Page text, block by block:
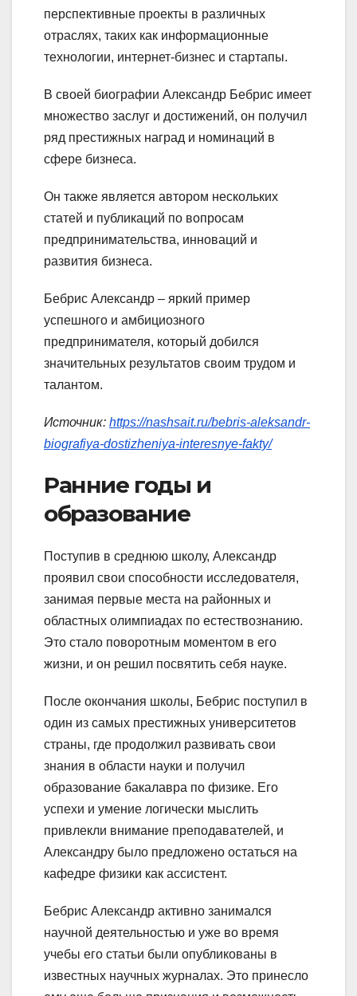
перспективные проекты в различных
отраслях, таких как информационные
технологии, интернет-бизнес и стартапы.
В своей биографии Александр Бебрис имеет
множество заслуг и достижений, он получил
ряд престижных наград и номинаций в
сфере бизнеса.
Он также является автором нескольких
статей и публикаций по вопросам
предпринимательства, инноваций и
развития бизнеса.
Бебрис Александр – яркий пример
успешного и амбициозного
предпринимателя, который добился
значительных результатов своим трудом и
талантом.
Источник: https://nashsait.ru/bebris-aleksandr-
biografiya-dostizheniya-interesnye-fakty/
Ранние годы и
образование
Поступив в среднюю школу, Александр
проявил свои способности исследователя,
занимая первые места на районных и
областных олимпиадах по естествознанию.
Это стало поворотным моментом в его
жизни, и он решил посвятить себя науке.
После окончания школы, Бебрис поступил в
один из самых престижных университетов
страны, где продолжил развивать свои
знания в области науки и получил
образование бакалавра по физике. Его
успехи и умение логически мыслить
привлекли внимание преподавателей, и
Александру было предложено остаться на
кафедре физики как ассистент.
Бебрис Александр активно занимался
научной деятельностью и уже во время
учебы его статьи были опубликованы в
известных научных журналах. Это принесло